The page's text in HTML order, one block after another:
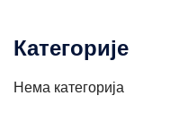
Категорије
Нема категорија